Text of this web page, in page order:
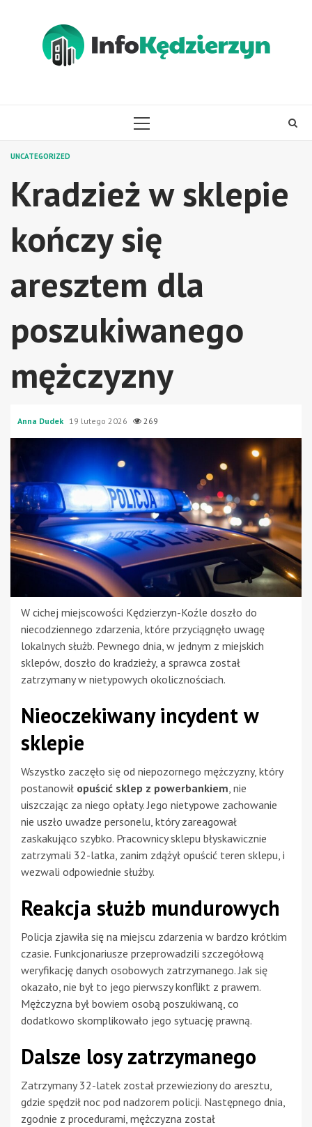
PRIMARY
UNCATEGORIZED
Kradzież w sklepie
kończy się
aresztem dla
poszukiwanego
mężczyzny
Anna Dudek 19 lutego 2026 269
W cichej miejscowości Kędzierzyn-Koźle doszło do
niecodziennego zdarzenia, które przyciągnęło uwagę
lokalnych służb. Pewnego dnia, w jednym z miejskich
sklepów, doszło do kradzieży, a sprawca został
zatrzymany w nietypowych okolicznościach.
Nieoczekiwany incydent w
sklepie
Wszystko zaczęło się od niepozornego mężczyzny, który
postanowił opuścić sklep z powerbankiem, nie
uiszczając za niego opłaty. Jego nietypowe zachowanie
nie uszło uwadze personelu, który zareagował
zaskakująco szybko. Pracownicy sklepu błyskawicznie
zatrzymali 32-latka, zanim zdążył opuścić teren sklepu, i
wezwali odpowiednie służby.
Reakcja służb mundurowych
Policja zjawiła się na miejscu zdarzenia w bardzo krótkim
czasie. Funkcjonariusze przeprowadzili szczegółową
weryfikację danych osobowych zatrzymanego. Jak się
okazało, nie był to jego pierwszy konflikt z prawem.
Mężczyzna był bowiem osobą poszukiwaną, co
dodatkowo skomplikowało jego sytuację prawną.
Dalsze losy zatrzymanego
Zatrzymany 32-latek został przewieziony do aresztu,
gdzie spędził noc pod nadzorem policji. Następnego dnia,
zgodnie z procedurami, mężczyzna został